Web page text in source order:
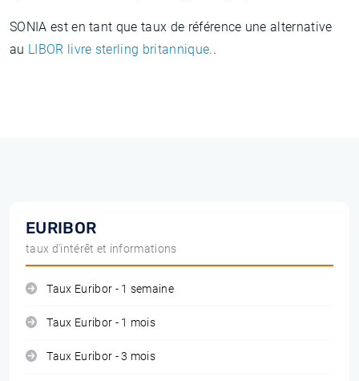
SONIA est en tant que taux de référence une alternative
au LIBOR livre sterling britannique..
EURIBOR
taux d'intérêt et informations
Taux Euribor - 1 semaine
Taux Euribor - 1 mois
Taux Euribor - 3 mois